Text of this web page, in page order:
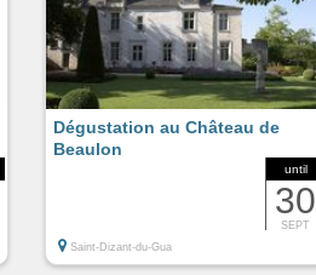
until
30
SEPT
Dégustation au Château de
Beaulon
Saint-Dizant-du-Gua